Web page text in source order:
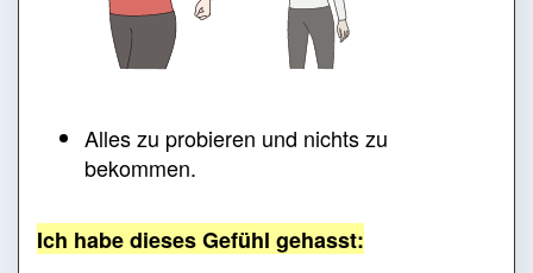
Alles zu probieren und nichts zu
bekommen.
Ich habe dieses Gefühl gehasst: